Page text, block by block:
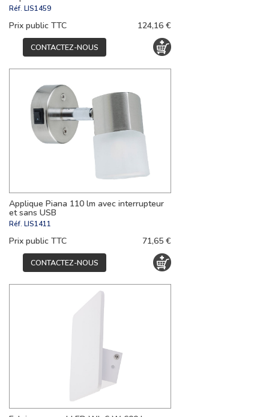
Réf. LIS1459
Prix public TTC 124,16 €
CONTACTEZ-NOUS
Applique Piana 110 lm avec interrupteur
et sans USB
Réf. LIS1411
Prix public TTC 71,65 €
CONTACTEZ-NOUS